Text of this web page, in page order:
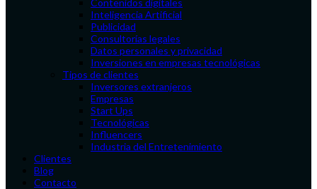
Contenidos digitales
Inteligencia Artificial
Publicidad
Consultorías legales
Datos personales y privacidad
Inversiones en empresas tecnológicas
Tipos de clientes
Inversores extranjeros
Empresas
Start Ups
Tecnológicas
Influencers
Industria del Entretenimiento
Clientes
Blog
Contacto